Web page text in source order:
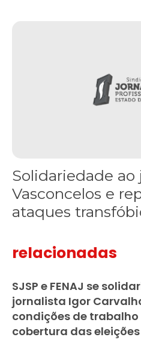
Solidariedade ao
Vasconcelos e
ataques
relacionadas
SJSP e FENAJ se
jornalista Igor
condições de
cobertura das eleições